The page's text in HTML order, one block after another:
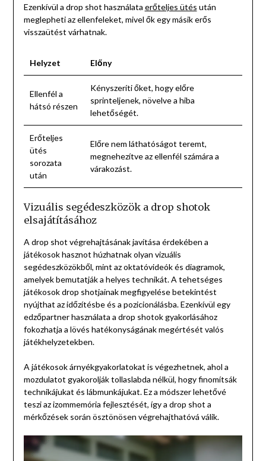
Ezenkívül a drop shot használata erőteljes ütés után
meglepheti az ellenfeleket, mivel ők egy másik erős
visszaütést várhatnak.
Helyzet Előny
Ellenfél a
hátsó részen
Kényszeríti őket, hogy előre
sprinteljenek, növelve a hiba
lehetőségét.
Erőteljes
ütés
sorozata
után
Előre nem láthatóságot teremt,
megnehezítve az ellenfél számára a
várakozást.
Vizuális segédeszközök a drop shotok
elsajátításához
A drop shot végrehajtásának javítása érdekében a
játékosok hasznot húzhatnak olyan vizuális
segédeszközökből, mint az oktatóvideók és diagramok,
amelyek bemutatják a helyes technikát. A tehetséges
játékosok drop shotjainak megfigyelése betekintést
nyújthat az időzítésbe és a pozicionálásba. Ezenkívül egy
edzőpartner használata a drop shotok gyakorlásához
fokozhatja a lövés hatékonyságának megértését valós
játékhelyzetekben.
A játékosok árnyékgyakorlatokat is végezhetnek, ahol a
mozdulatot gyakorolják tollaslabda nélkül, hogy finomítsák
technikájukat és lábmunkájukat. Ez a módszer lehetővé
teszi az izommemória fejlesztését, így a drop shot a
mérkőzések során ösztönösen végrehajthatóvá válik.